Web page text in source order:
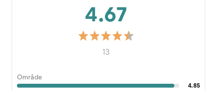
4.67
13
Område
4.85